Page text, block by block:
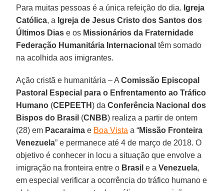
Para muitas pessoas é a única refeição do dia. Igreja
Católica, a Igreja de Jesus Cristo dos Santos dos
Últimos Dias e os Missionários da Fraternidade
Federação Humanitária Internacional têm somado
na acolhida aos imigrantes.
Ação cristã e humanitária – AComissão Episcopal
Pastoral Especial para o Enfrentamento ao Tráfico
Humano (CEPEETH) daConferência Nacional dos
Bispos do Brasil (CNBB) realiza a partir de ontem
(28) em Pacaraima e Boa Vista a “Missão Fronteira
Venezuela” e permanece até 4 de março de 2018. O
objetivo é conhecer in locu a situação que envolve a
imigração na fronteira entre o Brasil e aVenezuela,
em especial verificar a ocorrência do tráfico humano e